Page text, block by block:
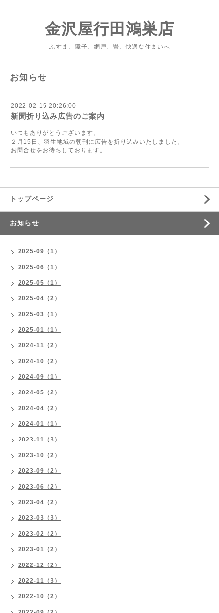
金沢屋行田鴻巣店
ふすま、障子、網戸、畳、快適な住まいへ
お知らせ
2022-02-15 20:26:00
新聞折り込み広告のご案内
いつもありがとうございます。
２月15日、羽生地域の朝刊に広告を折り込みいたしました。
お問合せをお待ちしております。
トップページ
お知らせ
2025-09（1）
2025-06（1）
2025-05（1）
2025-04（2）
2025-03（1）
2025-01（1）
2024-11（2）
2024-10（2）
2024-09（1）
2024-05（2）
2024-04（2）
2024-01（1）
2023-11（3）
2023-10（2）
2023-09（2）
2023-06（2）
2023-04（2）
2023-03（3）
2023-02（2）
2023-01（2）
2022-12（2）
2022-11（3）
2022-10（2）